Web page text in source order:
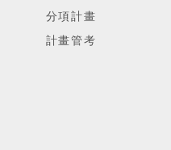
分項計畫
計畫管考